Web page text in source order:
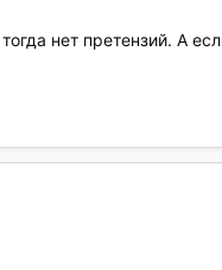
нет претензий. А